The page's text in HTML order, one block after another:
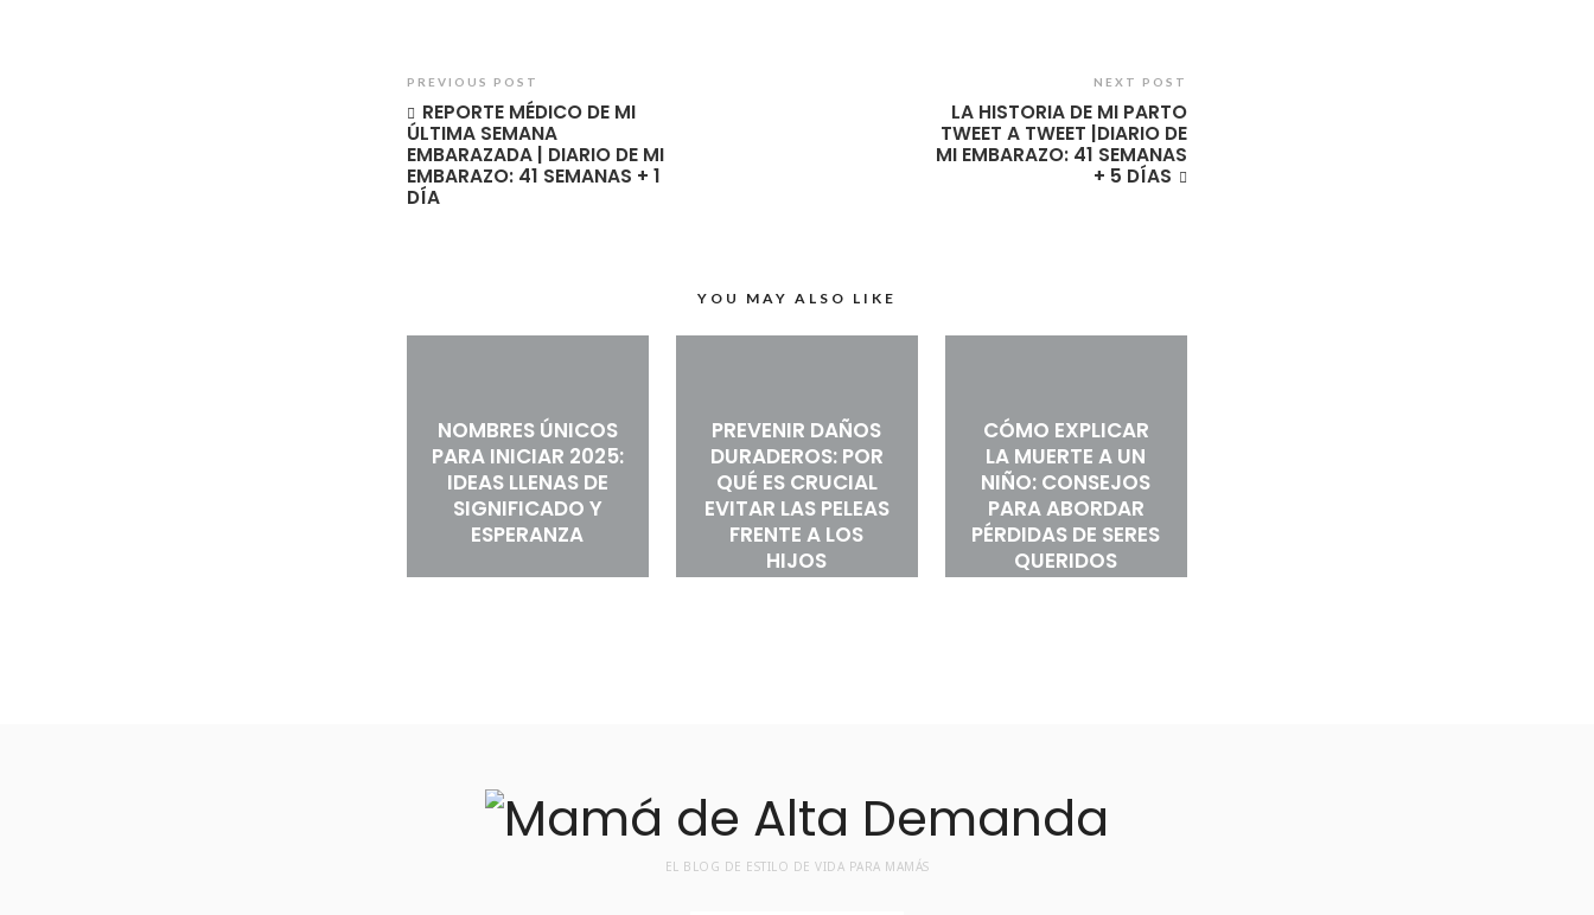
PREVIOUS POST
REPORTE MÉDICO DE MI
ÚLTIMA SEMANA
EMBARAZADA | DIARIO DE MI
EMBARAZO: 41 SEMANAS + 1
DÍA
NEXT POST
LA HISTORIA DE MI PARTO
TWEET A TWEET |DIARIO DE
MI EMBARAZO: 41 SEMANAS
+ 5 DÍAS
YOU MAY ALSO LIKE
NOMBRES ÚNICOS
PARA INICIAR 2025:
IDEAS LLENAS DE
SIGNIFICADO Y
ESPERANZA
PREVENIR DAÑOS
DURADEROS: POR
QUÉ ES CRUCIAL
EVITAR LAS PELEAS
FRENTE A LOS
HIJOS
CÓMO EXPLICAR
LA MUERTE A UN
NIÑO: CONSEJOS
PARA ABORDAR
PÉRDIDAS DE SERES
QUERIDOS
EL BLOG DE ESTILO DE VIDA PARA MAMÁS